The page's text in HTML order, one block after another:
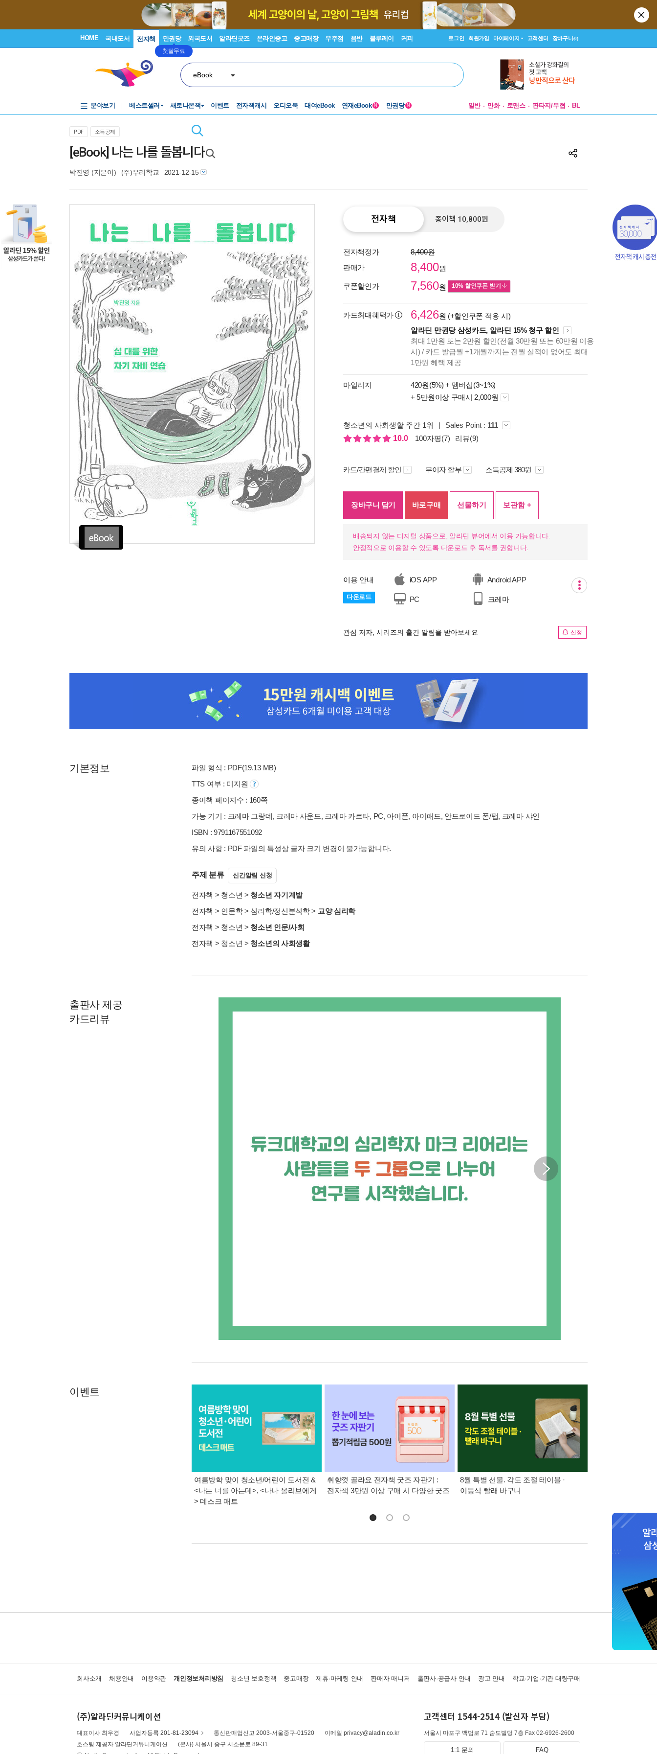
HOME 국내도서 전자책 만권당
첫달무료
외국도서 알라딘굿즈 온라인중고 중고매장 우주점 음반 블루레이 커피 로그인 회원가입 마이페이지 고객센터 장바구니(0)
eBook
분야보기 베스트셀러 새로나온책 이벤트 전자책캐시 오디오북 대여eBook 연재eBook N 만권당 N 일반 만화 로맨스 판타지/무협 BL
PDF 소득공제
[eBook] 나는 나를 돌봅니다
박진영 (지은이) (주)우리학교 2021-12-15
종이책의
미리보기
입니다.
전자책 종이책 10,800원
전자책정가
8,400원
판매가
8,400원
쿠폰할인가 7,560원 10% 할인쿠폰 받기
카드최대혜택가 6,426원 (+할인쿠폰 적용 시)
알라딘 만권당 삼성카드, 알라딘 15% 청구 할인
최대 1만원 또는 2만원 할인(전월 30만원 또는 60만원 이용
시) / 카드 발급월 +1개월까지는 전월 실적이 없어도 최대
1만원 혜택 제공
마일리지 420원(5%) + 멤버십(3~1%)
+ 5만원이상 구매시 2,000원
청소년의 사회생활 주간 1위 | Sales Point : 111
10.0
100자평(7) 리뷰(9)
카드/간편결제 할인 무이자 할부 소득공제 380원
장바구니 담기 바로구매 선물하기 보관함 +
배송되지 않는 디지털 상품으로, 알라딘 뷰어에서 이용 가능합니다.
안정적으로 이용할 수 있도록 다운로드 후 독서를 권합니다.
이용 안내
다운로드
iOS APP Android APP
PC 크레마
관심 저자, 시리즈의 출간 알림을 받아보세요 신청
기본정보
파일 형식 : PDF(19.13 MB)
TTS 여부 : 미지원
종이책 페이지수 : 160쪽
가능 기기 : 크레마 그랑데, 크레마 사운드, 크레마 카르타, PC, 아이폰, 아이패드, 안드로이드 폰/탭, 크레마 샤인
ISBN : 9791167551092
유의 사항 : PDF 파일의 특성상 글자 크기 변경이 불가능합니다.
주제 분류 신간알림 신청
전자책 > 청소년 > 청소년 자기계발
전자책 > 인문학> 심리학/정신분석학> 교양 심리학
전자책 > 청소년 > 청소년 인문/사회
전자책 > 청소년 > 청소년의 사회생활
출판사 제공
카드리뷰
이벤트
여름방학 맞이 청소년/어린이 도서전 &
<나는 너를 아는데>, <나나 올리브에게
> 데스크 매트
취향껏 골라요 전자책 굿즈 자판기 :
전자책 3만원 이상 구매 시 다양한 굿즈
8월 특별 선물. 각도 조절 테이블 ·
이동식 빨래 바구니
회사소개 채용안내 이용약관 개인정보처리방침 청소년 보호정책 중고매장 제휴·마케팅 안내 판매자 매니저 출판사·공급사 안내 광고 안내 학교·기업·기관 대량구매
(주)알라딘커뮤니케이션
대표이사 최우경 사업자등록 201-81-23094 통신판매업신고 2003-서울중구-01520
이메일 privacy@aladin.co.kr
호스팅 제공자 알라딘커뮤니케이션
(본사) 서울시 중구 서소문로 89-31
고객센터 1544-2514 (발신자 부담)
서울시 마포구 백범로 71 숨도빌딩 7층 Fax 02-6926-2600
1:1 문의 FAQ